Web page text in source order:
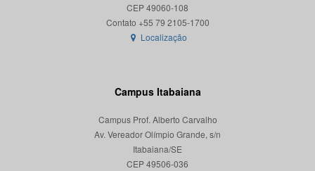
CEP 49060-108
Localização
Campus Itabaiana
Campus Prof. Alberto Carvalho
Av. Vereador Olímpio Grande, s/n
Itabaiana/SE
CEP 49506-036